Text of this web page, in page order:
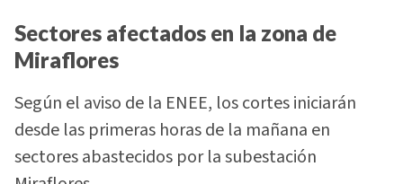
Sectores afectados en la zona de
Miraflores
Según el aviso de la ENEE, los cortes iniciarán
desde las primeras horas de la mañana en
sectores abastecidos por la subestación